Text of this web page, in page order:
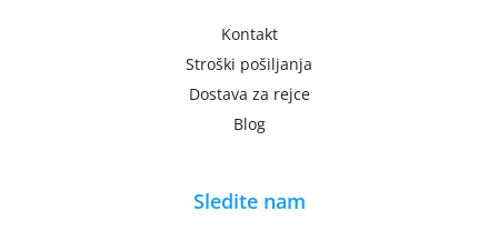
Kontakt
Stroški pošiljanja
Dostava za rejce
Blog
Sledite nam